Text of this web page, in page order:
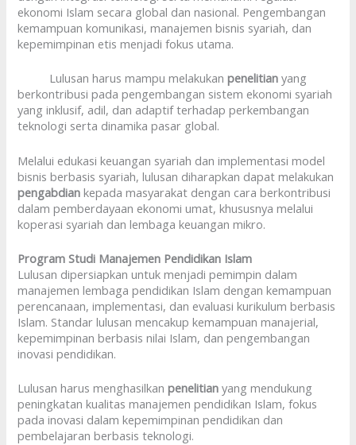
ekonomi Islam secara global dan nasional. Pengembangan
kemampuan komunikasi, manajemen bisnis syariah, dan
kepemimpinan etis menjadi fokus utama.
Lulusan harus mampu melakukanpenelitian yang
berkontribusi pada pengembangan sistem ekonomi syariah
yang inklusif, adil, dan adaptif terhadap perkembangan
teknologi serta dinamika pasar global.
Melalui edukasi keuangan syariah dan implementasi model
bisnis berbasis syariah, lulusan diharapkan dapat melakukan
pengabdian kepada masyarakat dengan cara berkontribusi
dalam pemberdayaan ekonomi umat, khususnya melalui
koperasi syariah dan lembaga keuangan mikro.
Program Studi Manajemen Pendidikan Islam
Lulusan dipersiapkan untuk menjadi pemimpin dalam
manajemen lembaga pendidikan Islam dengan kemampuan
perencanaan, implementasi, dan evaluasi kurikulum berbasis
Islam. Standar lulusan mencakup kemampuan manajerial,
kepemimpinan berbasis nilai Islam, dan pengembangan
inovasi pendidikan.
Lulusan harus menghasilkanpenelitian yang mendukung
peningkatan kualitas manajemen pendidikan Islam, fokus
pada inovasi dalam kepemimpinan pendidikan dan
pembelajaran berbasis teknologi.